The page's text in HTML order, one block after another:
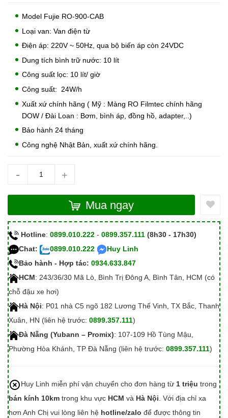
Model Fujie RO-900-CAB
Loại van: Van điện từ
Điện áp: 220V ~ 50Hz, qua bộ biến áp còn 24VDC
Dung tích bình trữ nước: 10 lít
Công suất lọc: 10 lít/ giờ
Công suất: 24W/h
Xuất xứ chính hãng ( Mỹ : Màng RO Filmtec chính hãng
DOW / Đài Loan : Bơm, bình áp, đồng hồ, adapter,..)
Bảo hành 24 tháng
Công nghệ Nhật Bản, xuất xứ chính hãng.
- +
Mua ngay
Hotline: 0899.010.222 - 0899.357.111 (8h30 - 17h30)
Chat:
0899.010.222
Huy Linh
Bảo hành - Hợp tác: 0934.633.847
HCM: 243/36/30 Mã Lò, Bình Trị Đông A, Bình Tân, HCM (có
chỗ đậu xe hơi)
Hà Nội: P01 nhà C5 ngõ 182 Lương Thế Vinh, TX Bắc, Thanh
Xuân, HN (liên hệ trước: 0899.357.111)
Đà Nẵng (Yubann – Promix): 107-109 Hồ Tùng Mậu,
Phường Hòa Khánh, TP Đà Nẵng (liên hệ trước: 0899.357.111)
Huy Linh miễn phí vận chuyển cho đơn hàng từ 1 triệu trong
bán kính 10km trong khu vực HCM và Hà Nội. Với địa chỉ xa
hơn Anh Chị vui lòng liên hệ hotline/zalo để được thông tin